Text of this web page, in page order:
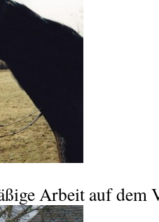
Arbeit auf dem